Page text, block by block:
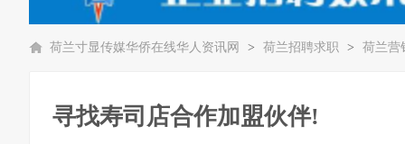
荷兰寸显传媒华侨在线华人资讯网 > 荷兰招聘求职 > 荷兰营
寻找寿司店合作加盟伙伴!